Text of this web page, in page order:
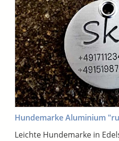
Hundemarke Aluminium
Leichte Hundemarke in